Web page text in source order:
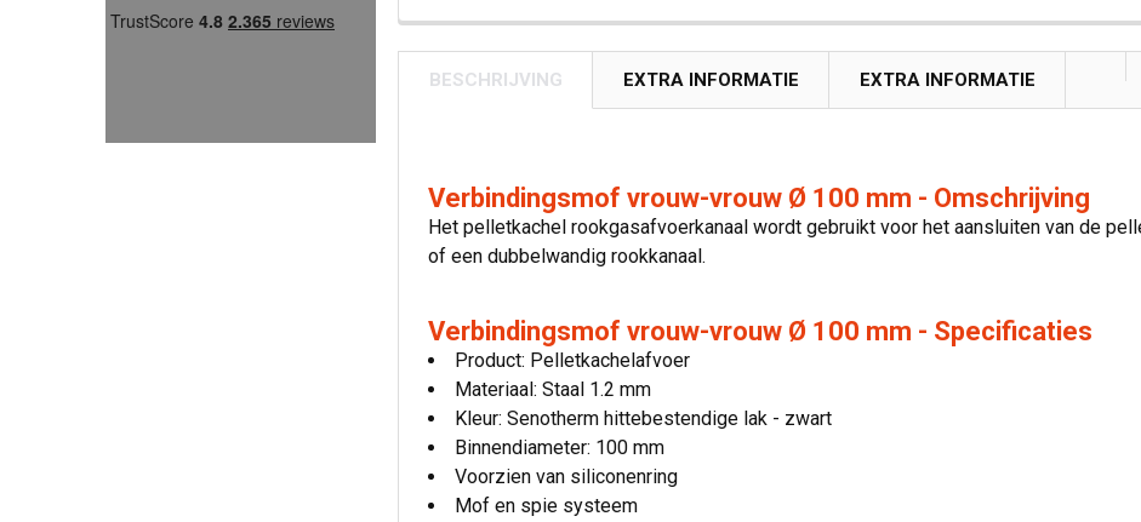
BESCHRIJVING EXTRA INFORMATIE EXTRA INFORMATIE
Verbindingsmof vrouw-vrouw Ø 100 mm - Omschrijving
Het pelletkachel rookgasafvoerkanaal wordt gebruikt voor het aansluiten van de
of een dubbelwandig rookkanaal.
Verbindingsmof vrouw-vrouw Ø 100 mm - Specificaties
Product: Pelletkachelafvoer
Materiaal: Staal 1.2 mm
Kleur: Senotherm hittebestendige lak - zwart
Binnendiameter: 100 mm
Voorzien van siliconenring
Mof en spie systeem